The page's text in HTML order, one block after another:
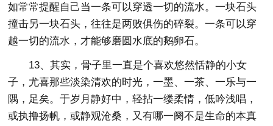
如常常提醒自己当一条可以穿透一切的流水。一块石头
撞击另一块石头，往往是两败俱伤的碎裂。一条可以穿
越一切的流水，才能够磨圆水底的鹅卵石。
13、其实，骨子里一直是个喜欢悠然恬静的小女
子，尤喜那些淡染清欢的时光，一墨、一茶、一乐与一
隅，足矣。于岁月静好中，轻拈一缕柔情，低吟浅唱，
或执撸扬帆，或静观沧桑，又有哪一阕不是生命的本真